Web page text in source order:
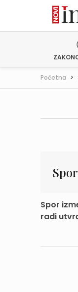
Početna >
Spor
radi